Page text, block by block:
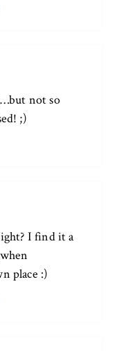
not so
;)
I find it a
place :)